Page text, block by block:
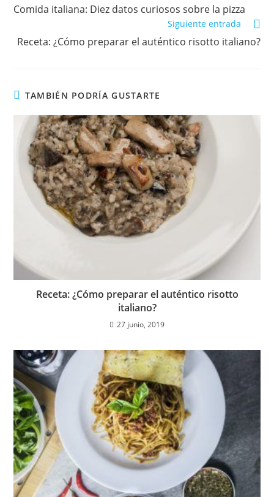
ARTÍCULOS
Comida italiana: Diez datos curiosos sobre la pizza
Siguiente entrada
Receta: ¿Cómo preparar el auténtico risotto italiano?
TAMBIÉN PODRÍA GUSTARTE
Receta: ¿Cómo preparar el auténtico risotto
italiano?
27 junio, 2019